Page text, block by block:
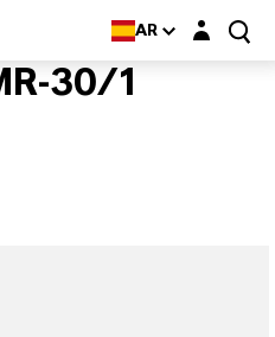
AR Login layer
30/1